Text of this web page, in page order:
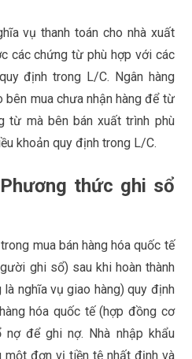
vụ thanh toán cho nhà xuất
các chứng từ phù hợp với các
định trong L/C. Ngân hàng
mua chưa nhận hàng để từ
từ mà bên bán xuất trình phù
khoản quy định trong L/C.
thức ghi sổ
mua bán hàng hóa quốc tế
ghi sổ) sau khi hoàn thành
nghĩa vụ giao hàng) quy định
hóa quốc tế (hợp đồng cơ
để ghi nợ. Nhà nhập khẩu
đơn vị tiền tệ nhất định và